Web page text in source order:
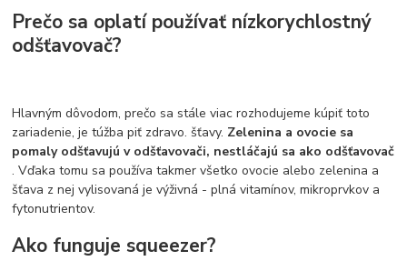
Prečo sa oplatí používať nízkorychlostný
odšťavovač?
Hlavným dôvodom, prečo sa stále viac rozhodujeme kúpiť toto
zariadenie, je túžba piť zdravo. šťavy. Zelenina a ovocie sa
pomaly odšťavujú v odšťavovači, nestláčajú sa ako odšťavovač
. Vďaka tomu sa používa takmer všetko ovocie alebo zelenina a
šťava z nej vylisovaná je výživná - plná vitamínov, mikroprvkov a
fytonutrientov.
Ako funguje squeezer?